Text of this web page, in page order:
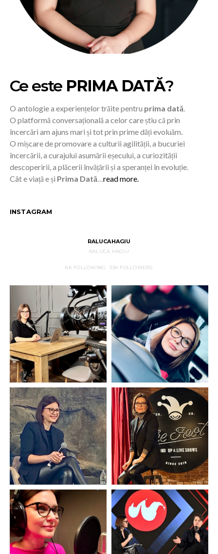
Ce este PRIMA DATĂ?
O antologie a experiențelor trăite pentru prima dată.
O platformă conversațională a celor care știu că prin
încercări am ajuns mari și tot prin prime dăți evoluăm.
O mișcare de promovare a culturii agilității, a bucuriei
încercării, a curajului asumării eșecului, a curiozității
descoperirii, a plăcerii învățării și a speranței în evoluție.
Cât e viață e și Prima Dată…read more.
INSTAGRAM
RALUCAHAGIU
RALUCA HAGIU
6KFOLLOWING 33K FOLLOWERS